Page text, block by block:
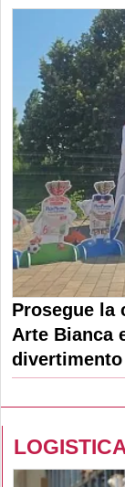
Prosegue la
Arte Bianca
divertimento